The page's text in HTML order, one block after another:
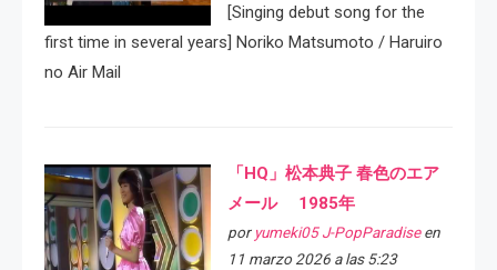
[Singing debut song for the
first time in several years] Noriko Matsumoto / Haruiro
no Air Mail
「HQ」松本典子 春色のエア
メール 1985年
por yumeki05 J-PopParadiseen
11 marzo 2026 a las 5:23